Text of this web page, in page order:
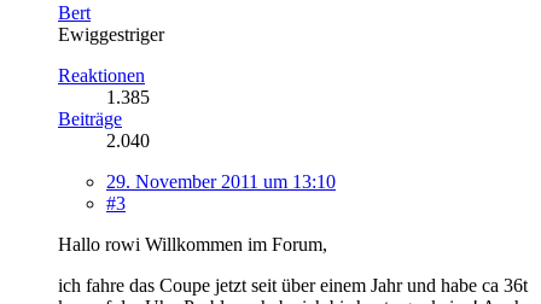
Bert
Ewiggestriger
Reaktionen
1.385
Beiträge
2.040
29. November 2011 um 13:10
#3
Hallo rowi Willkommen im Forum,
ich fahre das Coupe jetzt seit über einem Jahr und habe ca 36t